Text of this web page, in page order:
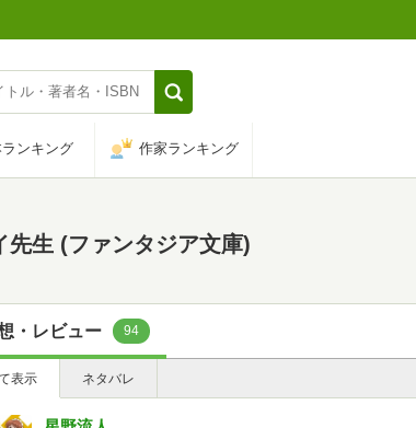
ンキング 作家ランキング
先生 (ファンタジア文庫)
・レビュー 94
表示 ネタバレ